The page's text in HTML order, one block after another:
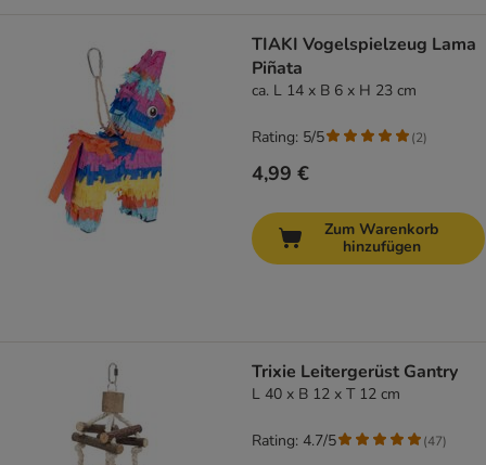
TIAKI Vogelspielzeug Lama
Piñata
ca. L 14 x B 6 x H 23 cm
4,99 €
Rating: 5/5 (2)
Zum Warenkorb
hinzufügen
Trixie Leitergerüst Gantry
L 40 x B 12 x T 12 cm
Rating: 4.7/5 (47)